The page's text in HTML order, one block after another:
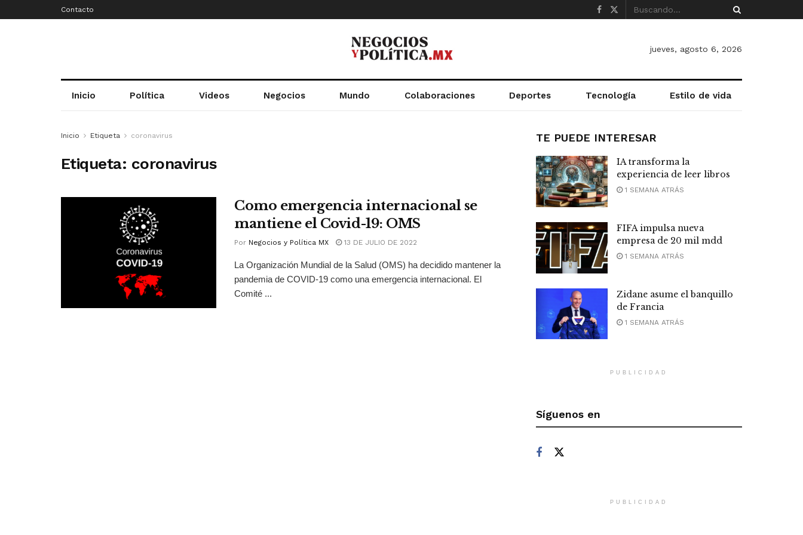
Contacto
jueves, agosto 6, 2026
Inicio Política Videos Negocios Mundo Colaboraciones Deportes Tecnología Estilo de vida
Inicio Etiqueta coronavirus
Etiqueta: coronavirus
Como emergencia internacional se
mantiene el Covid-19: OMS
Por Negocios y Política MX 13 DE JULIO DE 2022
La Organización Mundial de la Salud (OMS) ha decidido mantener la
pandemia de COVID-19 como una emergencia internacional. El
Comité ...
TE PUEDE INTERESAR
IA transforma la
experiencia de leer libros
1 SEMANA ATRÁS
FIFA impulsa nueva
empresa de 20 mil mdd
1 SEMANA ATRÁS
Zidane asume el banquillo
de Francia
1 SEMANA ATRÁS
PUBLICIDAD
Síguenos en
PUBLICIDAD